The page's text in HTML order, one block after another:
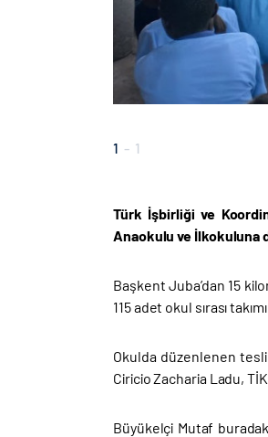
1 - 1
Türk İşbirliği ve
Anaokulu ve İlkokuluna
Başkent Juba’dan 15
115 adet okul sırası
Okulda düzenlenen
Ciricio Zacharia Ladu,
Büyükelçi Mutaf